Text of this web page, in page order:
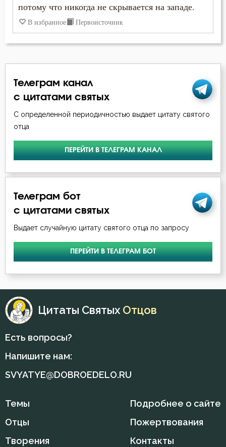
Колдовство
Кротость
Ложь
Лукавство
Любовь к Богу
Любомудрие
Милостыня
Молитва
Молчание
Мощи
Мысли
потому что никогда не скрывается на западе.
В избранное Первоисточник
Телеграм канал
с цитатами святых
С определенной периодичностью выдает цитату святого
отца
ПЕРЕЙТИ В ТЕЛЕГРАМ КАНАЛ
Телеграм бот
с цитатами святых
Выдает случайную цитату святого отца по запросу
ПЕРЕЙТИ В ТЕЛЕГРАМ БОТ
Цитаты Святых Отцов
Есть вопросы?
Напишите нам:
SVYATYE@DOBROEDELO.RU
Темы
Отцы
Творения
Подробнее о сайте
Пожертвования
Контакты